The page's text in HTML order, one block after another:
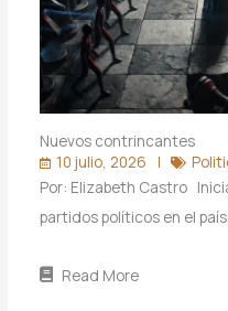
Nuevos contrincantes
10 julio, 2026
Por: Elizabeth Castro
partidos políticos en el
Read More